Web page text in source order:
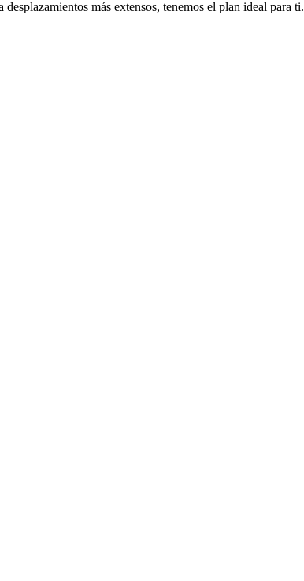
más extensos, tenemos el plan ideal para ti.